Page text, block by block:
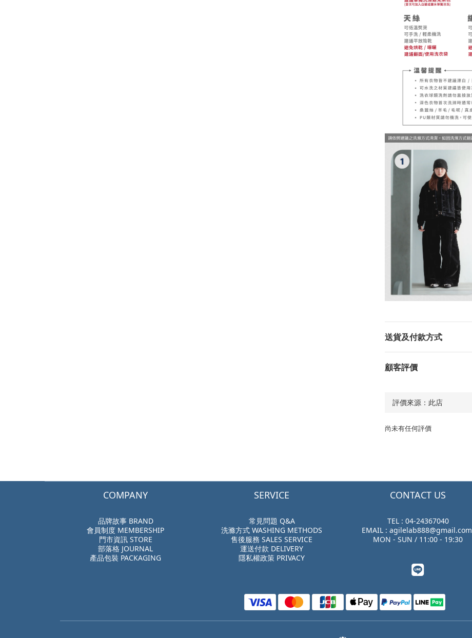
送貨及付款方式
顧客評價
尚未有任何評價
COMPANY
品牌故事 BRAND
會員制度 MEMBERSHIP
門市資訊 STORE
部落格 JOURNAL
產品包裝 PACKAGING
SERVICE
常見問題 Q&A
洗滌方式 WASHING METHODS
售後服務 SALES SERVICE
運送付款 DELIVERY
隱私權政策 PRIVACY
CONTACT US
TEL : 04-24367040
EMAIL : agilelab888@gmail.com
MON - SUN / 11:00 - 19:30